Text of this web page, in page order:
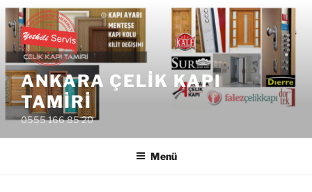
İçeriğe
geç
ANKARA ÇELIK KAPI
TAMIRI
0555 166 85 20
Menü